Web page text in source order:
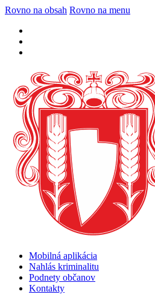
Rovno na obsah Rovno na menu
Mobilná aplikácia
Nahlás kriminalitu
Podnety občanov
Kontakty